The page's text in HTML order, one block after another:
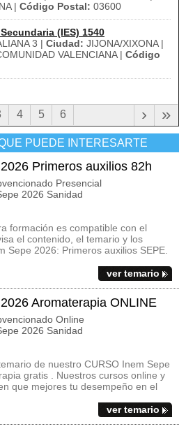
| Código Postal: 03600
(IES) 1540
3 | Ciudad: JIJONA/XIXONA |
VALENCIANA | Código
4 5 6 »
›
PUEDE INTERESARTE
Primeros auxilios 82h
Presencial
2026 Sanidad
formación es compatible con el
el contenido, el temario y los
Sepe 2026: Primeros auxilios SEPE.
ver temario
Aromaterapia ONLINE
Online
2026 Sanidad
de nuestro CURSO Inem Sepe
gratis . Nuestros cursos online y
que mejores tu desempeño en el
ver temario